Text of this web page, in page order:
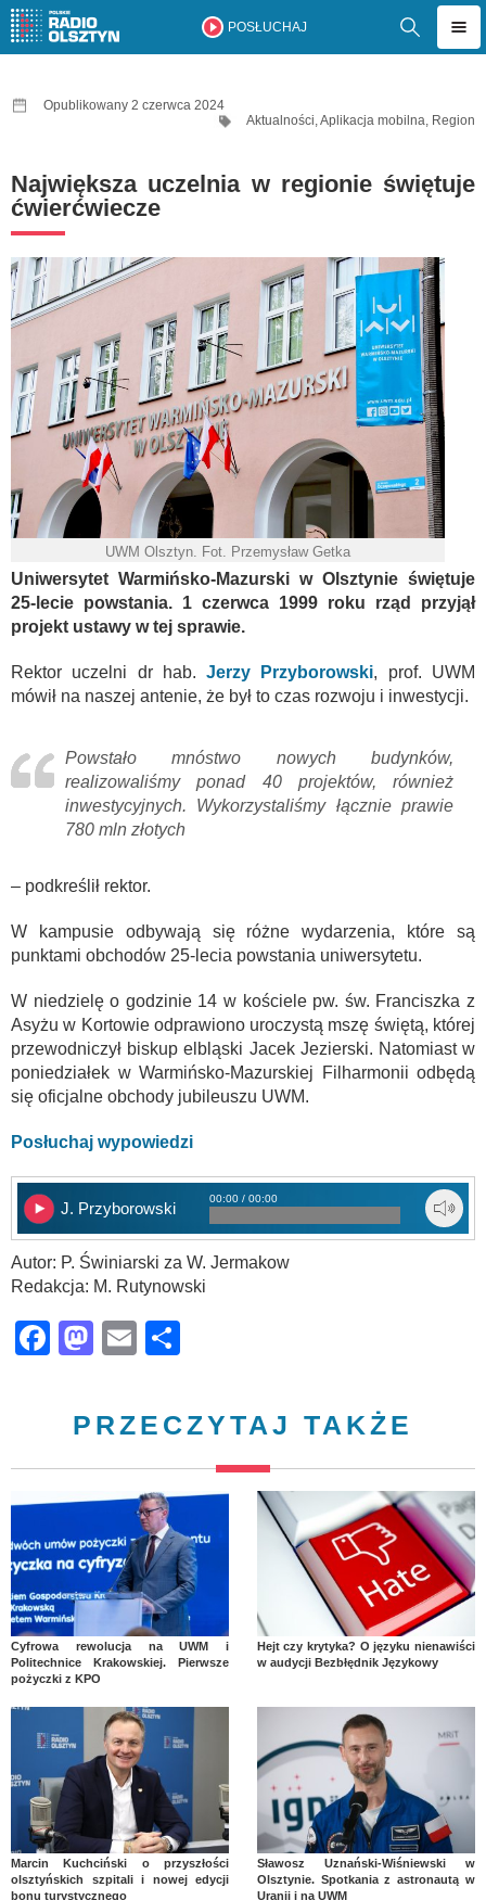
POSŁUCHAJ
Opublikowany 2 czerwca 2024
Aktualności,Aplikacja mobilna, Region
Największa uczelnia w regionie świętuje
ćwierćwiecze
UWM Olsztyn. Fot. Przemysław Getka
Uniwersytet Warmińsko-Mazurski w Olsztynie świętuje
25-lecie powstania. 1 czerwca 1999 roku rząd przyjął
projekt ustawy w tej sprawie.
Rektor uczelni dr hab.Jerzy Przyborowski, prof. UWM
mówił na naszej antenie, że był to czas rozwoju i inwestycji.
Powstało mnóstwo nowych budynków,
realizowaliśmy ponad 40 projektów, również
inwestycyjnych. Wykorzystaliśmy łącznie prawie
780 mln złotych
– podkreślił rektor.
W kampusie odbywają się różne wydarzenia, które są
punktami obchodów 25-lecia powstania uniwersytetu.
W niedzielę o godzinie 14 w kościele pw. św. Franciszka z
Asyżu w Kortowie odprawiono uroczystą mszę świętą, której
przewodniczył biskup elbląski Jacek Jezierski. Natomiast w
poniedziałek w Warmińsko-Mazurskiej Filharmonii odbędą
się oficjalne obchody jubileuszu UWM.
Posłuchaj wypowiedzi
J. Przyborowski
00:00 / 00:00
Autor: P. Świniarski za W. Jermakow
Redakcja: M. Rutynowski
Facebook
Mastodon
Email
PRZECZYTAJ TAKŻE
Cyfrowa rewolucja na UWM i
Politechnice Krakowskiej. Pierwsze
pożyczki z KPO
Hejt czy krytyka? O języku nienawiści
w audycji Bezbłędnik Językowy
Marcin Kuchciński o przyszłości
olsztyńskich szpitali i nowej edycji
bonu turystycznego
Sławosz Uznański-Wiśniewski w
Olsztynie. Spotkania z astronautą w
Uranii i na UWM